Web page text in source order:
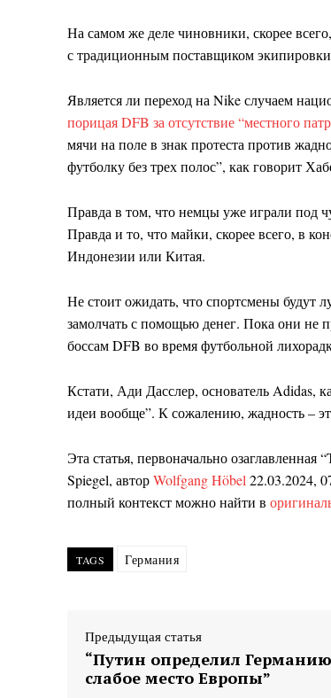
На самом же деле чиновники, скорее
с традиционным поставщиком
Является ли переход на Nike случаем
порицая DFB за отсутствие “местного
мячи на поле в знак протеста против
футболку без трех полос”, как говорит
Правда в том, что немцы уже играли под
Правда и то, что майки, скорее всего, в
Индонезии или Китая.
Не стоит ожидать, что спортсмены будут
замолчать с помощью денег. Пока они не
боссам DFB во время футбольной
Кстати, Ади Дасслер, основатель Adidas,
идеи вообще”. К сожалению, жадность –
Эта статья, первоначально
Spiegel, авторWolfgang Höbel 22.03.2024,
полный контекст можно найти в
TAGS Германия
Предыдущая статья
“Путин определил
слабое место Европы”